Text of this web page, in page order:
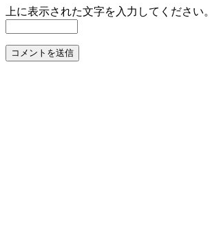
上に表示された文字を入力してください。